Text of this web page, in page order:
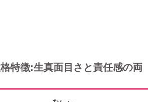
特徴:生真面目さと責任感の両